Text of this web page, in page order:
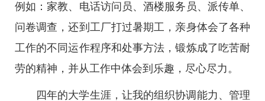
例如：家教、电话访问员、酒楼服务员、派传单、
问卷调查，还到工厂打过暑期工，亲身体会了各种
工作的不同运作程序和处事方法，锻炼成了吃苦耐
劳的精神，并从工作中体会到乐趣，尽心尽力。
四年的大学生涯，让我的组织协调能力、管理